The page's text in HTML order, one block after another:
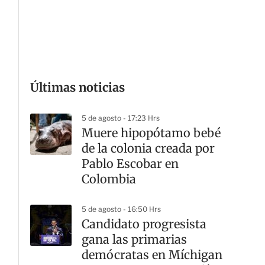
Últimas noticias
5 de agosto - 17:23 Hrs
Muere hipopótamo bebé
de la colonia creada por
Pablo Escobar en
Colombia
5 de agosto - 16:50 Hrs
Candidato progresista
gana las primarias
demócratas en Míchigan